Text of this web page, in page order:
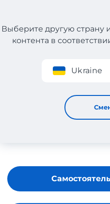
Регистрация
Выберите другую страну
контента в
Ukraine